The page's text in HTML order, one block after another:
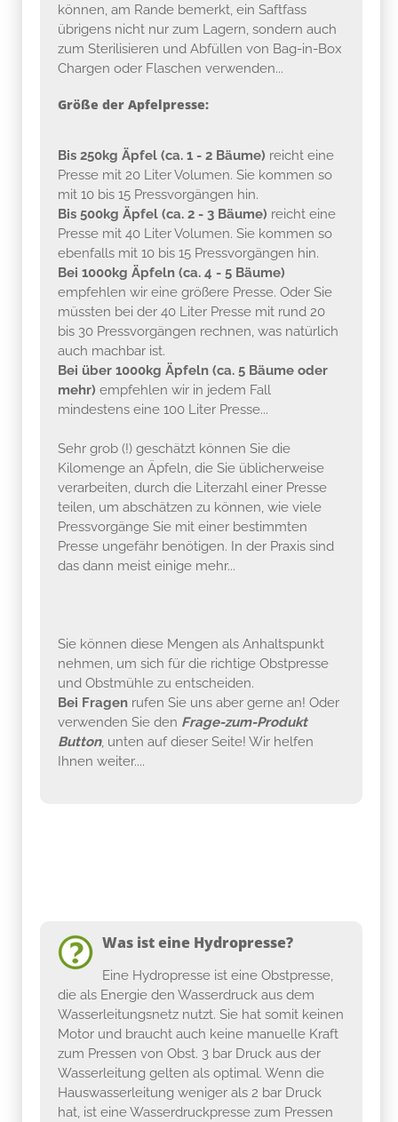
können, am Rande bemerkt, ein Saftfass
übrigens nicht nur zum Lagern, sondern auch
zum Sterilisieren und Abfüllen von Bag-in-Box
Chargen oder Flaschen verwenden...
Größe der Apfelpresse:
Bis 250kg Äpfel (ca. 1 - 2 Bäume) reicht eine
Presse mit 20 Liter Volumen. Sie kommen so
mit 10 bis 15 Pressvorgängen hin.
Bis 500kg Äpfel (ca. 2 - 3 Bäume) reicht eine
Presse mit 40 Liter Volumen. Sie kommen so
ebenfalls mit 10 bis 15 Pressvorgängen hin.
Bei 1000kg Äpfeln (ca. 4 - 5 Bäume)
empfehlen wir eine größere Presse. Oder Sie
müssten bei der 40 Liter Presse mit rund 20
bis 30 Pressvorgängen rechnen, was natürlich
auch machbar ist.
Bei über 1000kg Äpfeln (ca. 5 Bäume oder
mehr) empfehlen wir in jedem Fall
mindestens eine 100 Liter Presse...
Sehr grob (!) geschätzt können Sie die
Kilomenge an Äpfeln, die Sie üblicherweise
verarbeiten, durch die Literzahl einer Presse
teilen, um abschätzen zu können, wie viele
Pressvorgänge Sie mit einer bestimmten
Presse ungefähr benötigen. In der Praxis sind
das dann meist einige mehr...
Sie können diese Mengen als Anhaltspunkt
nehmen, um sich für die richtige Obstpresse
und Obstmühle zu entscheiden.
Bei Fragen rufen Sie uns aber gerne an! Oder
verwenden Sie den Frage-zum-Produkt
Button, unten auf dieser Seite! Wir helfen
Ihnen weiter....
Was ist eine Hydropresse?
Eine Hydropresse ist eine Obstpresse,
die als Energie den Wasserdruck aus dem
Wasserleitungsnetz nutzt. Sie hat somit keinen
Motor und braucht auch keine manuelle Kraft
zum Pressen von Obst. 3 bar Druck aus der
Wasserleitung gelten als optimal. Wenn die
Hauswasserleitung weniger als 2 bar Druck
hat, ist eine Wasserdruckpresse zum Pressen